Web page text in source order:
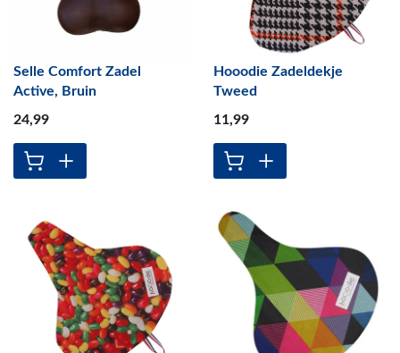
Selle Comfort Zadel
Active, Bruin
24,99
Hooodie Zadeldekje
Tweed
11,99